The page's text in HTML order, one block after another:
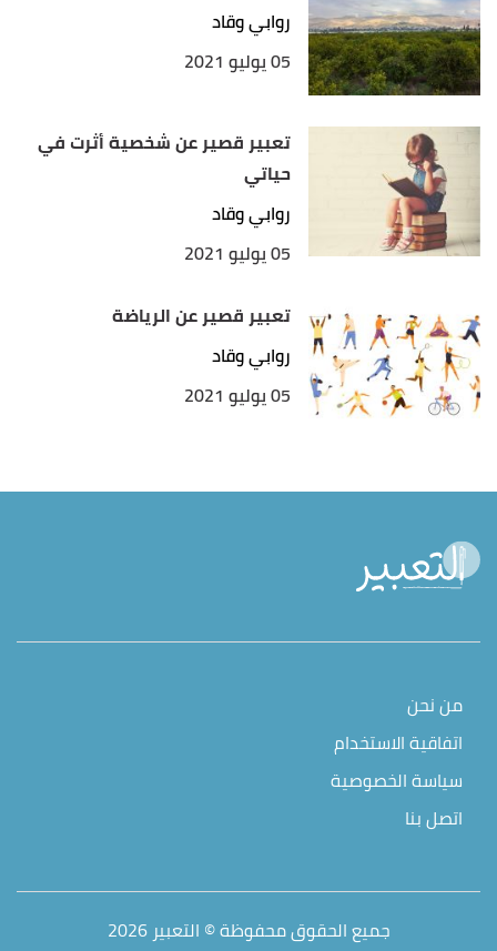
روابي وقاد
05 يوليو 2021
تعبير قصير عن شخصية أثرت في
حياتي
روابي وقاد
05 يوليو 2021
تعبير قصير عن الرياضة
روابي وقاد
05 يوليو 2021
من نحن
اتفاقية الاستخدام
سياسة الخصوصية
اتصل بنا
جميع الحقوق محفوظة © التعبير 2026